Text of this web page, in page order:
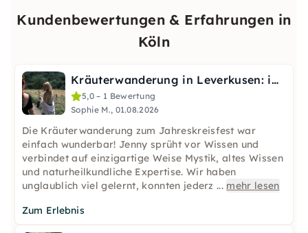
Kundenbewertungen & Erfahrungen in
Köln
Kräuterwanderung in Leverkusen: im Jahreskreis
5,0 – 1 Bewertung
Sophie M., 01.08.2026
Die Kräuterwanderung zum Jahreskreisfest war
einfach wunderbar! Jenny sprüht vor Wissen und
verbindet auf einzigartige Weise Mystik, altes Wissen
und naturheilkundliche Expertise. Wir haben
unglaublich viel gelernt, konnten jederz ... mehr lesen
Zum Erlebnis